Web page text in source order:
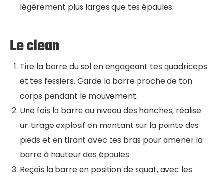
légèrement plus larges que tes épaules.
Le clean
Tire la barre du sol en engageant tes quadriceps
et tes fessiers. Garde la barre proche de ton
corps pendant le mouvement.
Une fois la barre au niveau des hanches, réalise
un tirage explosif en montant sur la pointe des
pieds et en tirant avec tes bras pour amener la
barre à hauteur des épaules.
Reçois la barre en position de squat, avec les